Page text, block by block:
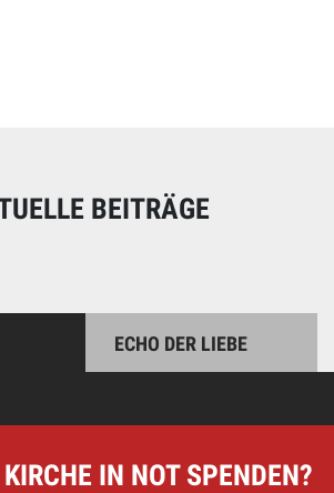
BEITRÄGE
ECHO DER LIEBE
IN NOT SPENDEN?